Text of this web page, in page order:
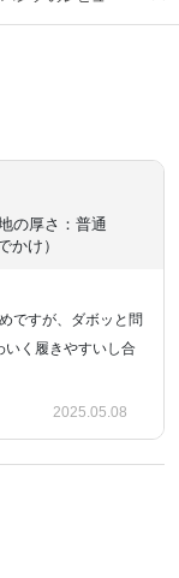
の厚さ：普通
かけ）
ですが、ダボッと問
いく履きやすいし合
2025.05.08